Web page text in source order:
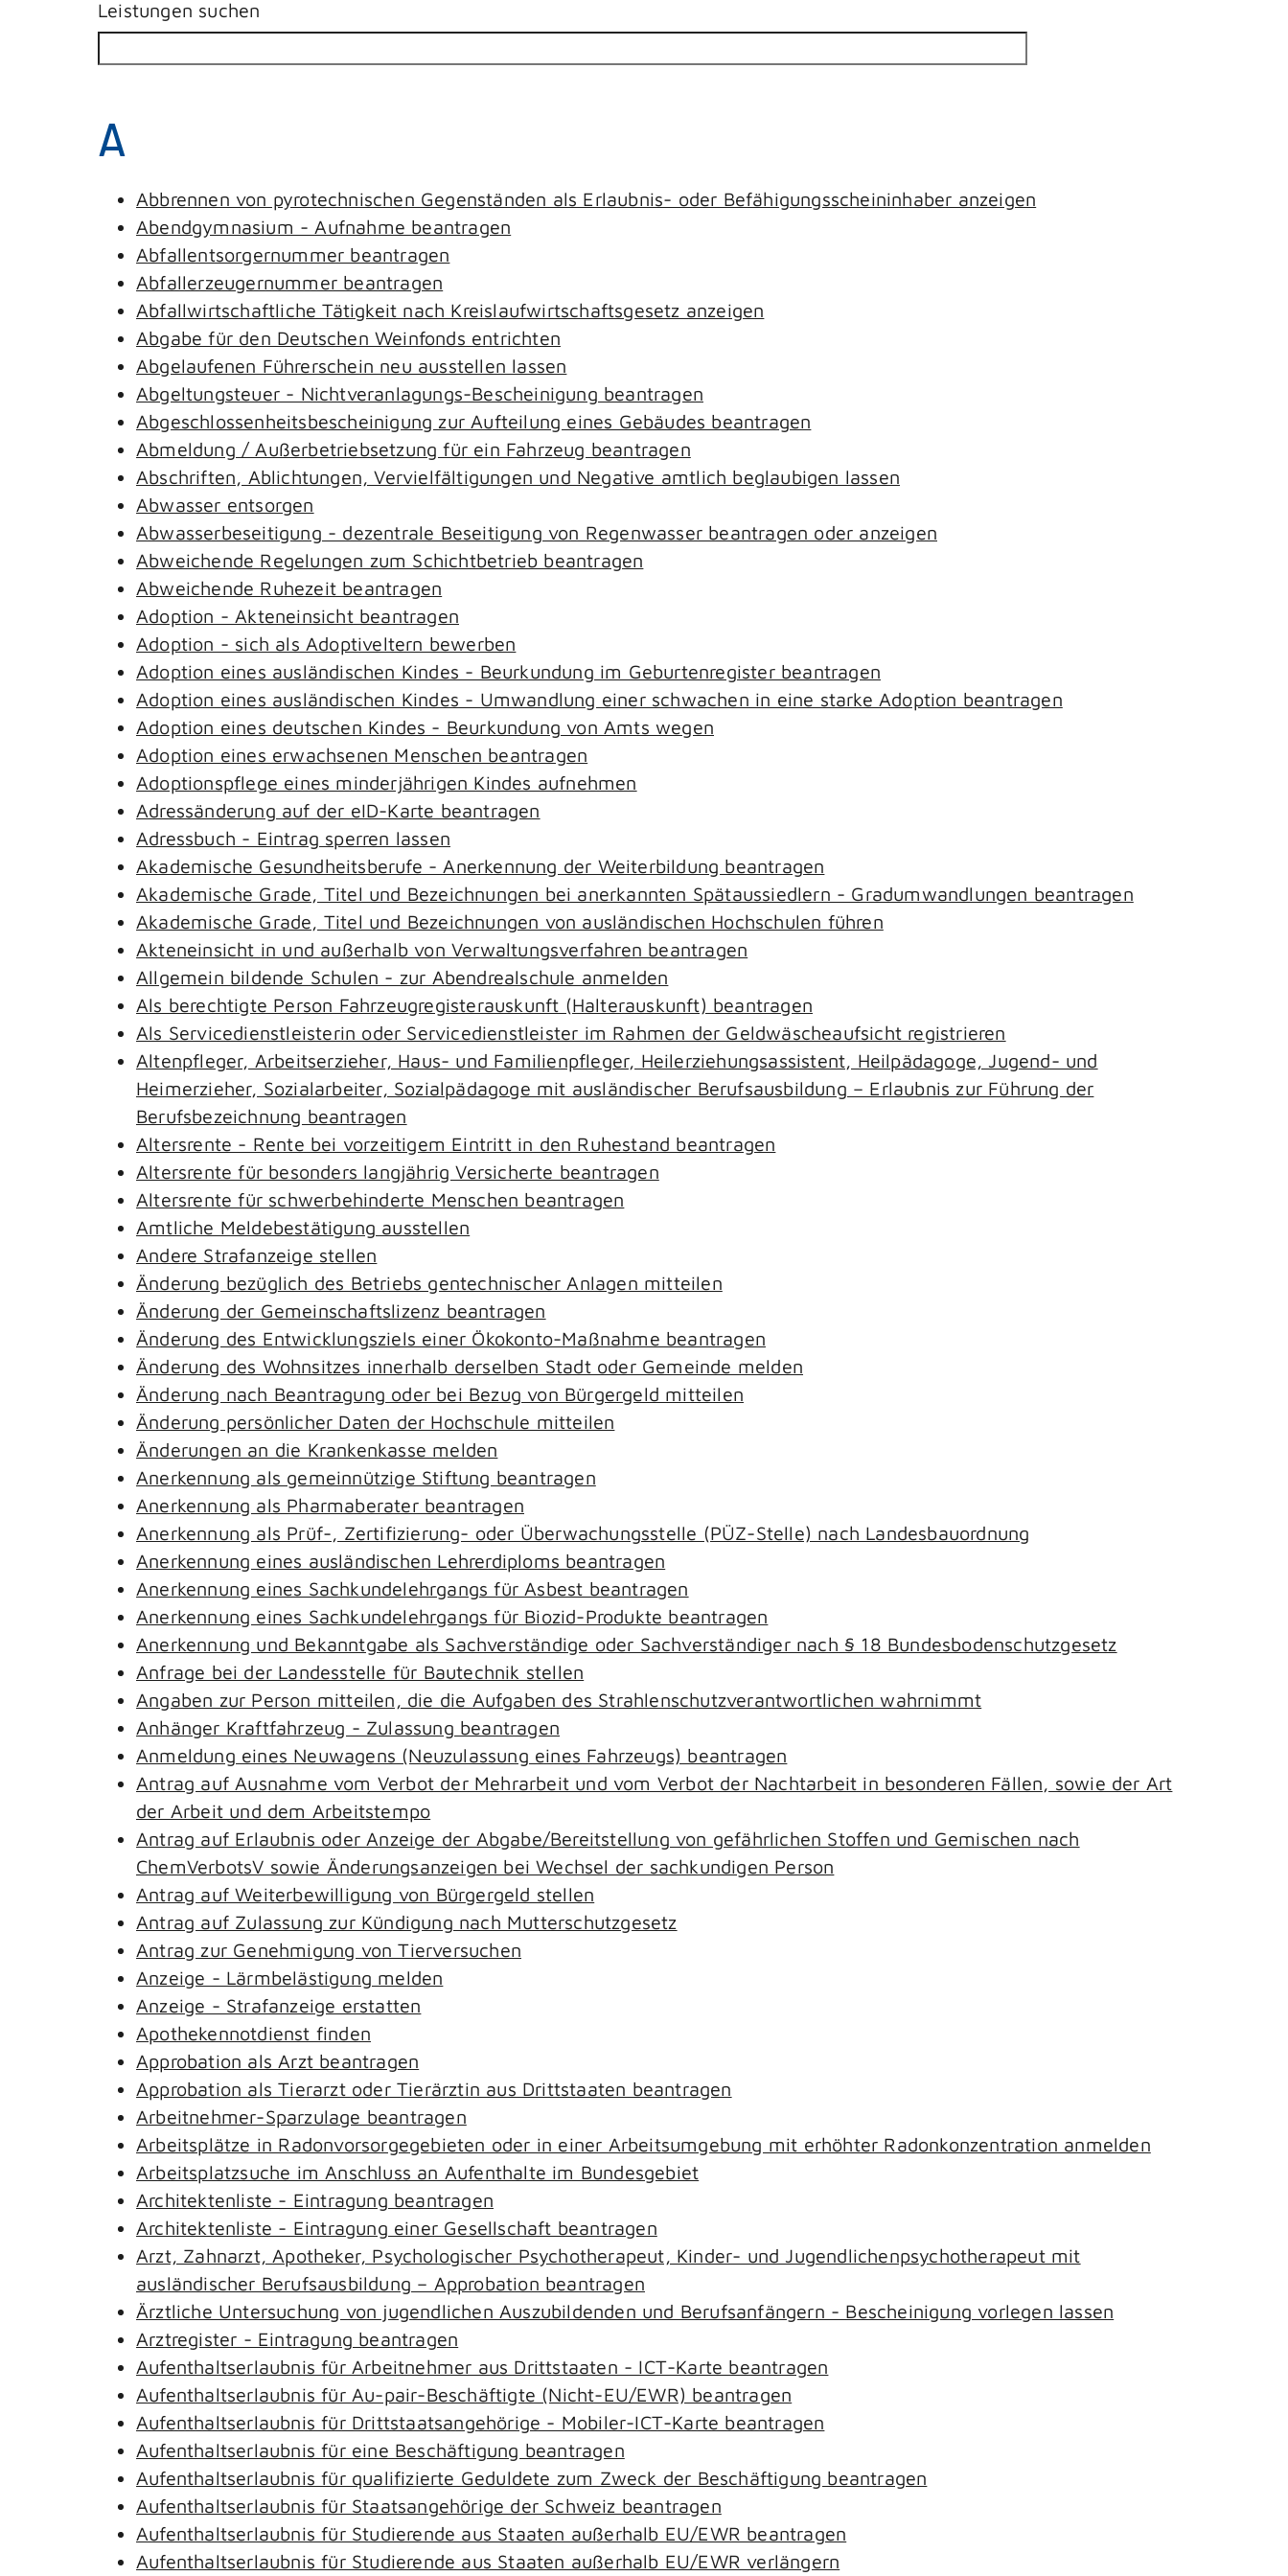
Leistungen suchen
A
Abbrennen von pyrotechnischen Gegenständen als Erlaubnis- oder Befähigungsscheininhaber anzeigen
Abendgymnasium - Aufnahme beantragen
Abfallentsorgernummer beantragen
Abfallerzeugernummer beantragen
Abfallwirtschaftliche Tätigkeit nach Kreislaufwirtschaftsgesetz anzeigen
Abgabe für den Deutschen Weinfonds entrichten
Abgelaufenen Führerschein neu ausstellen lassen
Abgeltungsteuer - Nichtveranlagungs-Bescheinigung beantragen
Abgeschlossenheitsbescheinigung zur Aufteilung eines Gebäudes beantragen
Abmeldung / Außerbetriebsetzung für ein Fahrzeug beantragen
Abschriften, Ablichtungen, Vervielfältigungen und Negative amtlich beglaubigen lassen
Abwasser entsorgen
Abwasserbeseitigung - dezentrale Beseitigung von Regenwasser beantragen oder anzeigen
Abweichende Regelungen zum Schichtbetrieb beantragen
Abweichende Ruhezeit beantragen
Adoption - Akteneinsicht beantragen
Adoption - sich als Adoptiveltern bewerben
Adoption eines ausländischen Kindes - Beurkundung im Geburtenregister beantragen
Adoption eines ausländischen Kindes - Umwandlung einer schwachen in eine starke Adoption beantragen
Adoption eines deutschen Kindes - Beurkundung von Amts wegen
Adoption eines erwachsenen Menschen beantragen
Adoptionspflege eines minderjährigen Kindes aufnehmen
Adressänderung auf der eID-Karte beantragen
Adressbuch - Eintrag sperren lassen
Akademische Gesundheitsberufe - Anerkennung der Weiterbildung beantragen
Akademische Grade, Titel und Bezeichnungen bei anerkannten Spätaussiedlern - Gradumwandlungen beantragen
Akademische Grade, Titel und Bezeichnungen von ausländischen Hochschulen führen
Akteneinsicht in und außerhalb von Verwaltungsverfahren beantragen
Allgemein bildende Schulen - zur Abendrealschule anmelden
Als berechtigte Person Fahrzeugregisterauskunft (Halterauskunft) beantragen
Als Servicedienstleisterin oder Servicedienstleister im Rahmen der Geldwäscheaufsicht registrieren
Altenpfleger, Arbeitserzieher, Haus- und Familienpfleger, Heilerziehungsassistent, Heilpädagoge, Jugend- und
Heimerzieher, Sozialarbeiter, Sozialpädagoge mit ausländischer Berufsausbildung – Erlaubnis zur Führung der
Berufsbezeichnung beantragen
Altersrente - Rente bei vorzeitigem Eintritt in den Ruhestand beantragen
Altersrente für besonders langjährig Versicherte beantragen
Altersrente für schwerbehinderte Menschen beantragen
Amtliche Meldebestätigung ausstellen
Andere Strafanzeige stellen
Änderung bezüglich des Betriebs gentechnischer Anlagen mitteilen
Änderung der Gemeinschaftslizenz beantragen
Änderung des Entwicklungsziels einer Ökokonto-Maßnahme beantragen
Änderung des Wohnsitzes innerhalb derselben Stadt oder Gemeinde melden
Änderung nach Beantragung oder bei Bezug von Bürgergeld mitteilen
Änderung persönlicher Daten der Hochschule mitteilen
Änderungen an die Krankenkasse melden
Anerkennung als gemeinnützige Stiftung beantragen
Anerkennung als Pharmaberater beantragen
Anerkennung als Prüf-, Zertifizierung- oder Überwachungsstelle (PÜZ-Stelle) nach Landesbauordnung
Anerkennung eines ausländischen Lehrerdiploms beantragen
Anerkennung eines Sachkundelehrgangs für Asbest beantragen
Anerkennung eines Sachkundelehrgangs für Biozid-Produkte beantragen
Anerkennung und Bekanntgabe als Sachverständige oder Sachverständiger nach § 18 Bundesbodenschutzgesetz
Anfrage bei der Landesstelle für Bautechnik stellen
Angaben zur Person mitteilen, die die Aufgaben des Strahlenschutzverantwortlichen wahrnimmt
Anhänger Kraftfahrzeug - Zulassung beantragen
Anmeldung eines Neuwagens (Neuzulassung eines Fahrzeugs) beantragen
Antrag auf Ausnahme vom Verbot der Mehrarbeit und vom Verbot der Nachtarbeit in besonderen Fällen, sowie der Art
der Arbeit und dem Arbeitstempo
Antrag auf Erlaubnis oder Anzeige der Abgabe/Bereitstellung von gefährlichen Stoffen und Gemischen nach
ChemVerbotsV sowie Änderungsanzeigen bei Wechsel der sachkundigen Person
Antrag auf Weiterbewilligung von Bürgergeld stellen
Antrag auf Zulassung zur Kündigung nach Mutterschutzgesetz
Antrag zur Genehmigung von Tierversuchen
Anzeige - Lärmbelästigung melden
Anzeige - Strafanzeige erstatten
Apothekennotdienst finden
Approbation als Arzt beantragen
Approbation als Tierarzt oder Tierärztin aus Drittstaaten beantragen
Arbeitnehmer-Sparzulage beantragen
Arbeitsplätze in Radonvorsorgegebieten oder in einer Arbeitsumgebung mit erhöhter Radonkonzentration anmelden
Arbeitsplatzsuche im Anschluss an Aufenthalte im Bundesgebiet
Architektenliste - Eintragung beantragen
Architektenliste - Eintragung einer Gesellschaft beantragen
Arzt, Zahnarzt, Apotheker, Psychologischer Psychotherapeut, Kinder- und Jugendlichenpsychotherapeut mit
ausländischer Berufsausbildung – Approbation beantragen
Ärztliche Untersuchung von jugendlichen Auszubildenden und Berufsanfängern - Bescheinigung vorlegen lassen
Arztregister - Eintragung beantragen
Aufenthaltserlaubnis für Arbeitnehmer aus Drittstaaten - ICT-Karte beantragen
Aufenthaltserlaubnis für Au-pair-Beschäftigte (Nicht-EU/EWR) beantragen
Aufenthaltserlaubnis für Drittstaatsangehörige - Mobiler-ICT-Karte beantragen
Aufenthaltserlaubnis für eine Beschäftigung beantragen
Aufenthaltserlaubnis für qualifizierte Geduldete zum Zweck der Beschäftigung beantragen
Aufenthaltserlaubnis für Staatsangehörige der Schweiz beantragen
Aufenthaltserlaubnis für Studierende aus Staaten außerhalb EU/EWR beantragen
Aufenthaltserlaubnis für Studierende aus Staaten außerhalb EU/EWR verlängern